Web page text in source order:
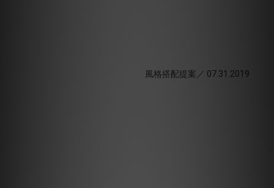
風格搭配提案／ 07.31.2019